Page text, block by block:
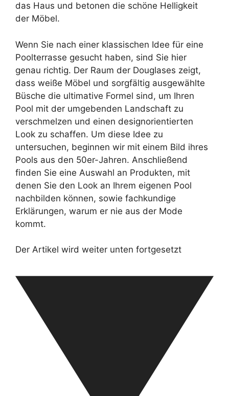
das Haus und betonen die schöne Helligkeit
der Möbel.
Wenn Sie nach einer klassischen Idee für eine
Poolterrasse gesucht haben, sind Sie hier
genau richtig. Der Raum der Douglases zeigt,
dass weiße Möbel und sorgfältig ausgewählte
Büsche die ultimative Formel sind, um Ihren
Pool mit der umgebenden Landschaft zu
verschmelzen und einen designorientierten
Look zu schaffen. Um diese Idee zu
untersuchen, beginnen wir mit einem Bild ihres
Pools aus den 50er-Jahren. Anschließend
finden Sie eine Auswahl an Produkten, mit
denen Sie den Look an Ihrem eigenen Pool
nachbilden können, sowie fachkundige
Erklärungen, warum er nie aus der Mode
kommt.
Der Artikel wird weiter unten fortgesetzt